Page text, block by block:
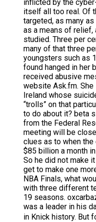
inflicted by the
itself all too real. Of
targeted, as many
as a means of relief,
studied. Three per
many of that three
youngsters such as
found hanged in her
received abusive
website Ask.fm. She
Ireland whose
“trolls” on that
to do about it? beta
from the Federal
meeting will be
clues as to when
$85 billion a month
So he did not make
get to make one
NBA Finals, what
with three different
19 seasons.
was a leader in his
in Knick history. But